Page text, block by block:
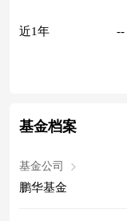
近1年 --
基金档案
基金公司
鹏华基金